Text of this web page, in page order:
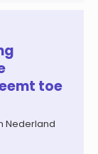
en de […]
toe
Nederland